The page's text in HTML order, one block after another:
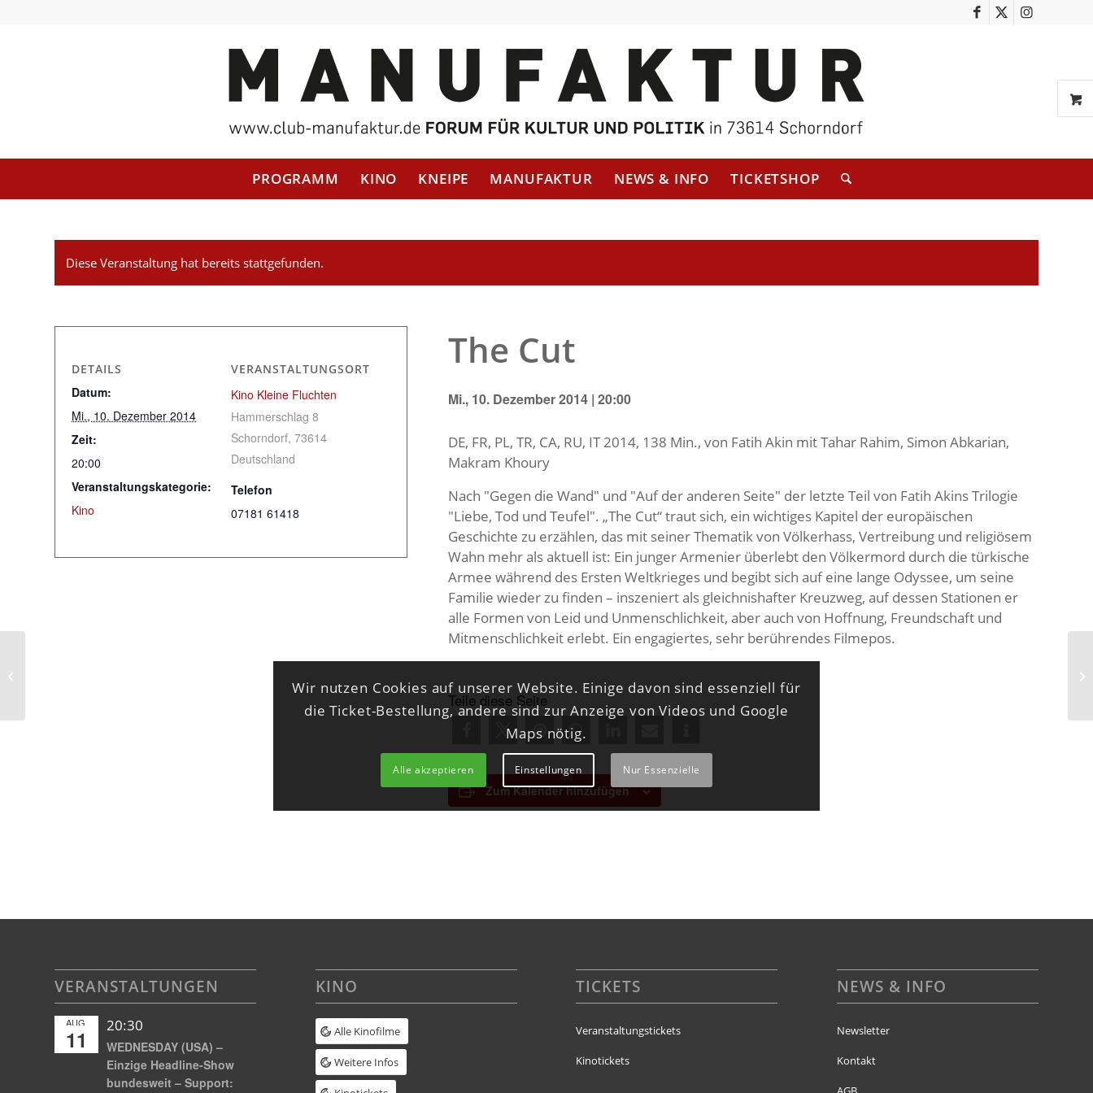
PROGRAMM KINO KNEIPE MANUFAKTUR NEWS & INFO TICKETSHOP
Diese Veranstaltung hat bereits stattgefunden.
The Cut
Mi., 10. Dezember 2014 | 20:00
DE, FR, PL, TR, CA, RU, IT 2014, 138 Min., von Fatih Akin mit Tahar Rahim, Simon Abkarian,
Makram Khoury
Nach "Gegen die Wand" und "Auf der anderen Seite" der letzte Teil von Fatih Akins Trilogie
"Liebe, Tod und Teufel". „The Cut“ traut sich, ein wichtiges Kapitel der europäischen
Geschichte zu erzählen, das mit seiner Thematik von Völkerhass, Vertreibung und religiösem
Wahn mehr als aktuell ist: Ein junger Armenier überlebt den Völkermord durch die türkische
Armee während des Ersten Weltkrieges und begibt sich auf eine lange Odyssee, um seine
Familie wieder zu finden – inszeniert als gleichnishafter Kreuzweg, auf dessen Stationen er
alle Formen von Leid und Unmenschlichkeit, aber auch von Hoffnung, Freundschaft und
Mitmenschlichkeit erlebt. Ein engagiertes, sehr berührendes Filmepos.
Teile diese Seite
Zum Kalender hinzufügen
DETAILS
Datum:
Mi., 10. Dezember 2014
Zeit:
20:00
Veranstaltungskategorie:
Kino
VERANSTALTUNGSORT
Kino Kleine Fluchten
Hammerschlag 8
Schorndorf, 73614
Deutschland
Telefon
07181 61418
VERANSTALTUNGEN
AUG.
11
20:30
WEDNESDAY (USA) –
Einzige Headline-Show
bundesweit – Support:
KINO
Alle Kinofilme
Weitere Infos
TICKETS
Veranstaltungstickets
Kinotickets
NEWS & INFO
Newsletter
Kontakt
Wir nutzen Cookies auf unserer Website. Einige davon sind essenziell für
die Ticket-Bestellung, andere sind zur Anzeige von Videos und Google
Maps nötig.
Alle akzeptieren Einstellungen Nur Essenzielle